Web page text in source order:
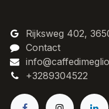
Rijksweg 402,
Contact
+3289304522